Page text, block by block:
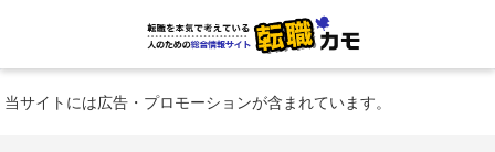
当サイトには広告・プロモーションが含まれています。